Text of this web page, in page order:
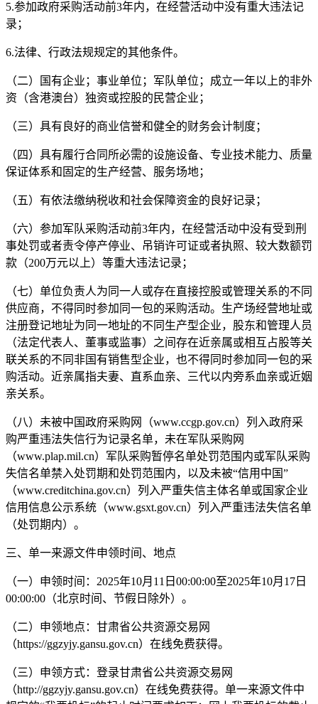
5.参加政府采购活动前3年内，在经营活动中没有重大违法记
录；
6.法律、行政法规规定的其他条件。
（二）国有企业；事业单位；军队单位；成立一年以上的非外
资（含港澳台）独资或控股的民营企业；
（三）具有良好的商业信誉和健全的财务会计制度；
（四）具有履行合同所必需的设施设备、专业技术能力、质量
保证体系和固定的生产经营、服务场地；
（五）有依法缴纳税收和社会保障资金的良好记录；
（六）参加军队采购活动前3年内，在经营活动中没有受到刑
事处罚或者责令停产停业、吊销许可证或者执照、较大数额罚
款（200万元以上）等重大违法记录；
（七）单位负责人为同一人或存在直接控股或管理关系的不同
供应商，不得同时参加同一包的采购活动。生产场经营地址或
注册登记地址为同一地址的不同生产型企业，股东和管理人员
（法定代表人、董事或监事）之间存在近亲属或相互占股等关
联关系的不同非国有销售型企业，也不得同时参加同一包的采
购活动。近亲属指夫妻、直系血亲、三代以内旁系血亲或近姻
亲关系。
（八）未被中国政府采购网（www.ccgp.gov.cn）列入政府采
购严重违法失信行为记录名单，未在军队采购网
（www.plap.mil.cn）军队采购暂停名单处罚范围内或军队采购
失信名单禁入处罚期和处罚范围内，以及未被“信用中国”
（www.creditchina.gov.cn）列入严重失信主体名单或国家企业
信用信息公示系统（www.gsxt.gov.cn）列入严重违法失信名单
（处罚期内）。
三、单一来源文件申领时间、地点
（一）申领时间：2025年10月11日00:00:00至2025年10月17日
00:00:00（北京时间、节假日除外）。
（二）申领地点：甘肃省公共资源交易网
（https://ggzyjy.gansu.gov.cn）在线免费获得。
（三）申领方式：登录甘肃省公共资源交易网
（http://ggzyjy.gansu.gov.cn）在线免费获得。单一来源文件中